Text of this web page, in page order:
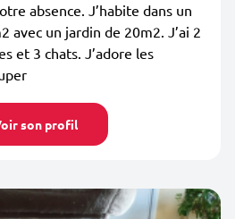
absence. J’habite dans un
avec un jardin de 20m2. J’ai 2
et 3 chats. J’adore les
son profil